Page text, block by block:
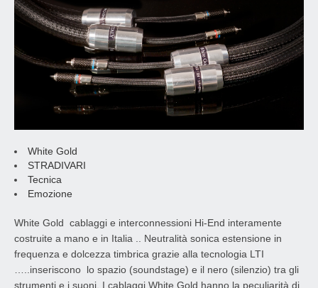
White Gold
STRADIVARI
Tecnica
Emozione
White Gold cablaggi e interconnessioni Hi-End interamente
costruite a mano e in Italia .. Neutralità sonica estensione in
frequenza e dolcezza timbrica grazie alla tecnologia LTI
…..inseriscono lo spazio (soundstage) e il nero (silenzio) tra gli
strumenti e i suoni. I cablaggi White Gold hanno la peculiarità di